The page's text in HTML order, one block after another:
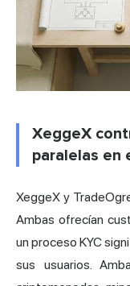
XeggeX
paralelas en
XeggeX y
Ambas ofrecían
un proceso KYC
sus usuarios.